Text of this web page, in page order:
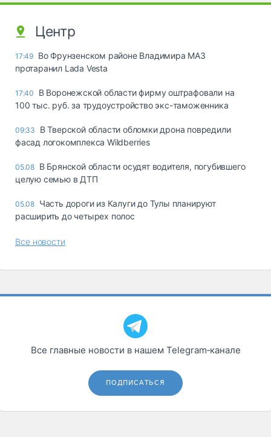
Центр
17:49 Во Фрунзенском районе Владимира МАЗ
протаранил Lada Vesta
17:40
В Воронежской области фирму оштрафовали на
100 тыс. руб. за трудоустройство экс-таможенника
09:33
В Тверской области обломки дрона повредили
фасад логокомплекса Wildberries
05.08 В Брянской области осудят водителя, погубившего
целую семью в ДТП
05.08 Часть дороги из Калуги до Тулы планируют
расширить до четырех полос
Все новости
Все главные новости в нашем Telegram‑канале
ПОДПИСАТЬСЯ